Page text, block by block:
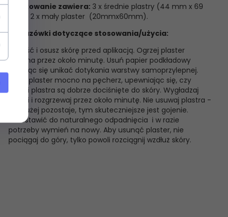
Opakowanie zawiera: 3 x średnie plastry (44 mm x 69
mm), 2 x mały plaster (20mmx60mm).
Wskazówki dotyczące stosowania/użycia:
Oczyść i osusz skórę przed aplikacją. Ogrzej plaster
rękoma przez około minutę. Usuń papier podkładowy
starając się unikać dotykania warstwy samoprzylepnej.
Nałóż plaster mocno na pęcherz, upewniając się, czy
brzegi plastra są dobrze dociśnięte do skóry. Wygładzaj
brzegi i rozgrzewaj przez około minutę. Nie usuwaj plastra -
im dłużej pozostaje, tym skuteczniejsze jest gojenie.
Pozostawić do naturalnego odpadnięcia i w razie
potrzeby wymień na nowy. Aby usunąć plaster, nie
pociągaj do góry, tylko powoli rozciągnij wzdłuż skóry.